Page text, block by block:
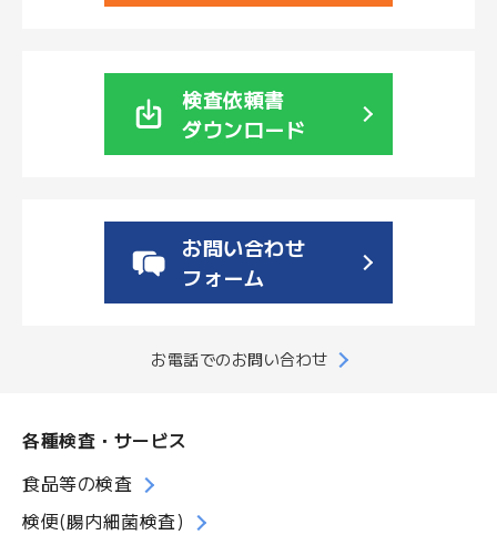
検査依頼書
ダウンロード
お問い合わせ
フォーム
お電話でのお問い合わせ
各種検査・サービス
食品等の検査
検便(腸内細菌検査)